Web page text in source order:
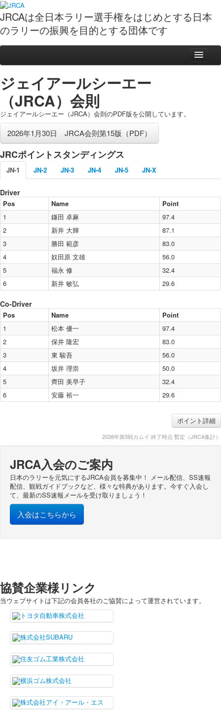
JRCAは全日本ラリー選手権をはじめとする日本
のラリーの振興を目的とする団体です
スケジュール
ポイント表
動画
フォト
観戦ガイド
全日本ラリーイベントガイド
ガイドブックPDF
全日本ラリーの基礎知識
全日本ラリーの基礎知識
ラリーとは
クラス区分
ポイント制度
ラリーカーの装備
ラリーを観戦するには
JRCAについて
JRCAアワード
議事録
公式DVDのご注文
主催者向け資材のご注文
お問い合わせ
アーカイブ
2022年
2021年
2020年
2018年
2017年
2016年
2014年
ジェイアールシーエー
（JRCA）会則
ジェイアールシーエー（JRCA）会則のPDF版を公開しています。
2026年1月30日 JRCA会則第15版（PDF）
JRCポイントスタンディングス
JN-1 JN-2 JN-3 JN-4 JN-5 JN-X
Driver
Pos Name
Point
1
鎌田 卓麻
97.4
2
新井 大輝
87.1
3
勝田 範彦
83.0
4
奴田原 文雄
56.0
5
福永 修
32.4
6
新井 敏弘 29.6
Co-Driver
Pos Name
Point
1
松本 優一
97.4
2
保井 隆宏
83.0
3
東 駿吾
56.0
4
坂井 理崇
50.0
5
齊田 美早子
32.4
6
安藤 裕一 29.6
ポイント詳細
2026年第5戦カムイ 終了時点 暫定（JRCA集計）
JRCA入会のご案内
日本のラリーを元気にするJRCA会員を募集中！ メール配信、SS速報
配信、観戦ガイドブックなど、様々な特典があります。今すぐ入会し
て、最新のSS速報メールを受け取りましょう！
入会はこちらから
協賛企業様リンク
当ウェブサイトは下記の会員各社のご協賛によって運営されています。